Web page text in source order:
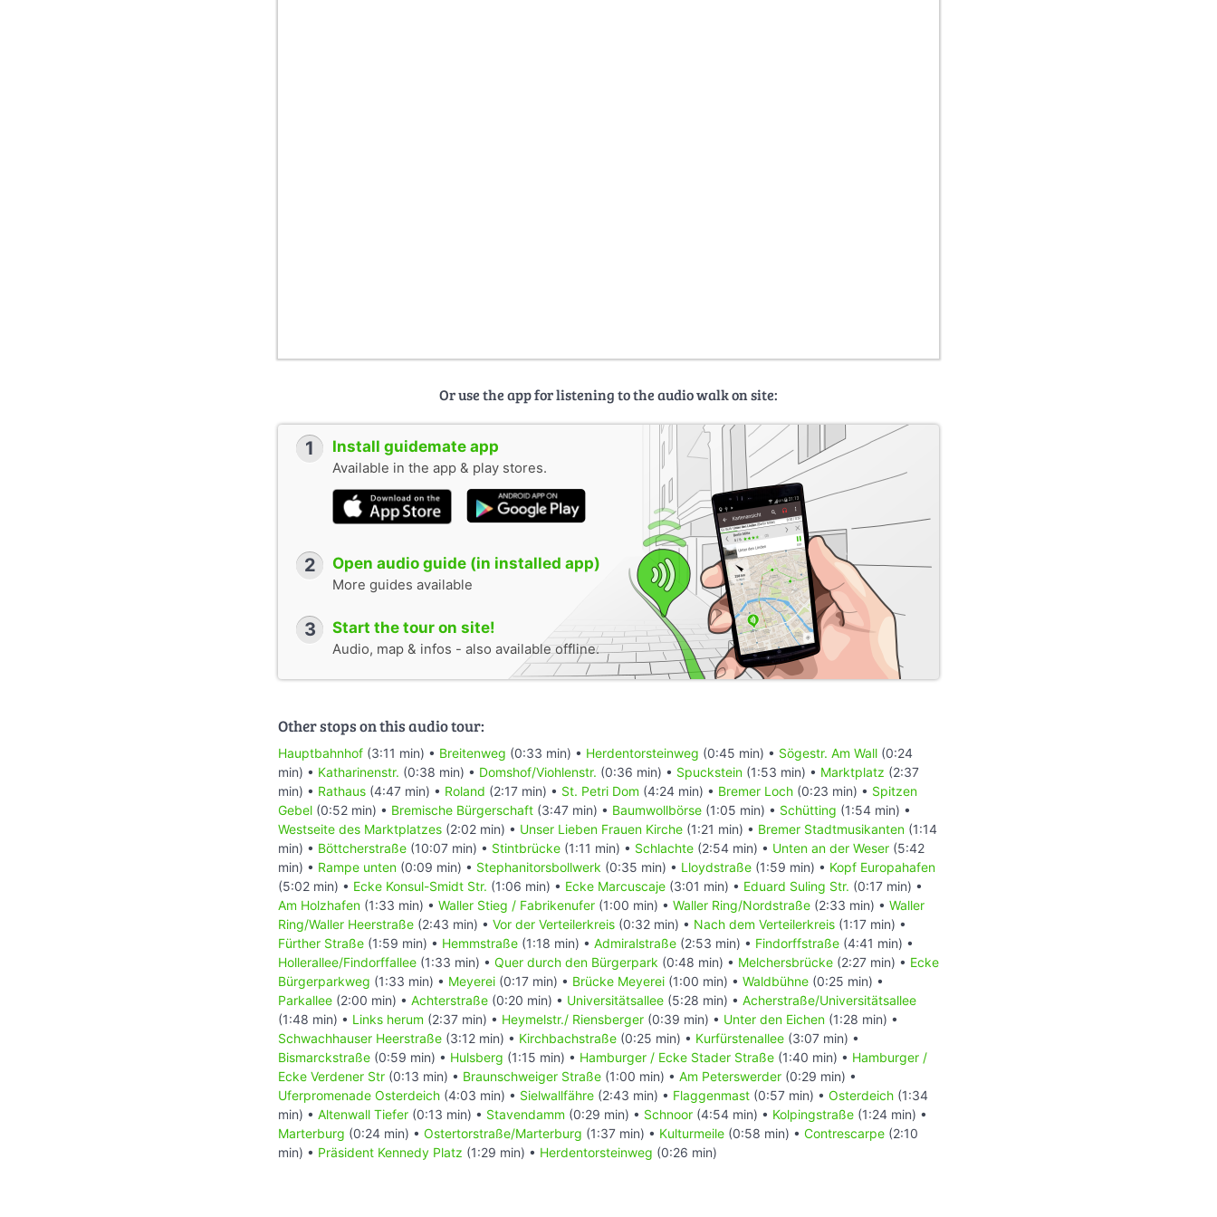
Or use the app for listening to the audio walk on site:
1 Install guidemate app
Available in the app & play stores.
2 Open audio guide (in installed app)
More guides available
3 Start the tour on site!
Audio, map & infos - also available offline.
Other stops on this audio tour:
Hauptbahnhof (3:11 min) • Breitenweg (0:33 min) • Herdentorsteinweg (0:45 min) • Sögestr. Am Wall (0:24
min) • Katharinenstr. (0:38 min) • Domshof/Viohlenstr. (0:36 min) • Spuckstein (1:53 min) • Marktplatz (2:37
min) • Rathaus (4:47 min) • Roland (2:17 min) • St. Petri Dom (4:24 min) • Bremer Loch (0:23 min) • Spitzen
Gebel (0:52 min) • Bremische Bürgerschaft (3:47 min) • Baumwollbörse (1:05 min) • Schütting (1:54 min) •
Westseite des Marktplatzes (2:02 min) • Unser Lieben Frauen Kirche (1:21 min) • Bremer Stadtmusikanten (1:14
min) • Böttcherstraße (10:07 min) • Stintbrücke (1:11 min) • Schlachte (2:54 min) • Unten an der Weser (5:42
min) • Rampe unten (0:09 min) • Stephanitorsbollwerk (0:35 min) • Lloydstraße (1:59 min) • Kopf Europahafen
(5:02 min) • Ecke Konsul-Smidt Str. (1:06 min) • Ecke Marcuscaje (3:01 min) • Eduard Suling Str. (0:17 min) •
Am Holzhafen (1:33 min) • Waller Stieg / Fabrikenufer (1:00 min) • Waller Ring/Nordstraße (2:33 min) • Waller
Ring/Waller Heerstraße (2:43 min) • Vor der Verteilerkreis (0:32 min) • Nach dem Verteilerkreis (1:17 min) •
Fürther Straße (1:59 min) • Hemmstraße (1:18 min) • Admiralstraße (2:53 min) • Findorffstraße (4:41 min) •
Hollerallee/Findorffallee (1:33 min) • Quer durch den Bürgerpark (0:48 min) • Melchersbrücke (2:27 min) • Ecke
Bürgerparkweg (1:33 min) • Meyerei (0:17 min) • Brücke Meyerei (1:00 min) • Waldbühne (0:25 min) •
Parkallee (2:00 min) • Achterstraße (0:20 min) • Universitätsallee (5:28 min) • Acherstraße/Universitätsallee
(1:48 min) • Links herum (2:37 min) • Heymelstr./ Riensberger (0:39 min) • Unter den Eichen (1:28 min) •
Schwachhauser Heerstraße (3:12 min) • Kirchbachstraße (0:25 min) • Kurfürstenallee (3:07 min) •
Bismarckstraße (0:59 min) • Hulsberg (1:15 min) • Hamburger / Ecke Stader Straße (1:40 min) • Hamburger /
Ecke Verdener Str (0:13 min) • Braunschweiger Straße (1:00 min) • Am Peterswerder (0:29 min) •
Uferpromenade Osterdeich (4:03 min) • Sielwallfähre (2:43 min) • Flaggenmast (0:57 min) • Osterdeich (1:34
min) • Altenwall Tiefer (0:13 min) • Stavendamm (0:29 min) • Schnoor (4:54 min) • Kolpingstraße (1:24 min) •
Marterburg (0:24 min) • Ostertorstraße/Marterburg (1:37 min) • Kulturmeile (0:58 min) • Contrescarpe (2:10
min) • Präsident Kennedy Platz (1:29 min) • Herdentorsteinweg (0:26 min)